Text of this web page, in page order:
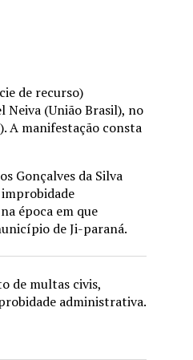
de recurso)
(União Brasil), no
A manifestação consta
Gonçalves da Silva
época em que
de Ji-paraná.
de multas civis,
administrativa.